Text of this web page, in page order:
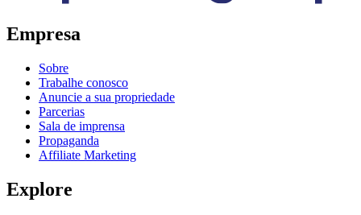
Empresa
Sobre
Trabalhe conosco
Anuncie a sua propriedade
Parcerias
Sala de imprensa
Propaganda
Affiliate Marketing
Explore